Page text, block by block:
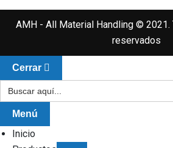
AMH - All Material Handling ©
reservados
Cerrar
Buscar:
Menú
Inicio